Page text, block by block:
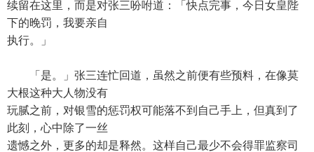
续留在这里，而是对张三吩咐道：「快点完事，今日女皇陛
下的晚罚，我要亲自
执行。」
「是。」张三连忙回道，虽然之前便有些预料，在像莫
大根这种大人物没有
玩腻之前，对银雪的惩罚权可能落不到自己手上，但真到了
此刻，心中除了一丝
遗憾之外，更多的却是释然。这样自己最少不会得罪监察司